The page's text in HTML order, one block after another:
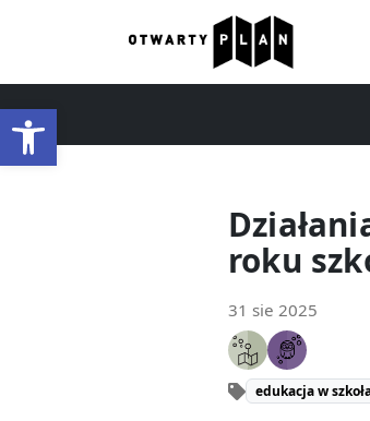
Otwórz pasek narzędzi
roku
31 sie 2025
edukacja w